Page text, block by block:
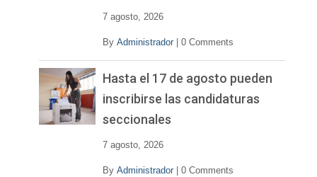
7 agosto, 2026
By Administrador 0 Comments
Hasta el 17 de agosto pueden
inscribirse las candidaturas
seccionales
7 agosto, 2026
By Administrador 0 Comments